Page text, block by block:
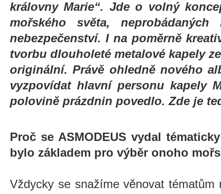
královny Marie“. Jde o volný
mořského světa,
nebezpečenství. I na poměrně
tvorbu dlouholeté metalové kapely
originální. Právě ohledně nového
vyzpovídat hlavní personu kapely
polovině prázdnin povedlo. Zde je
Proč se ASMODEUS vydal
bylo základem pro výběr onoho
Vždycky se snažíme věnovat tématům